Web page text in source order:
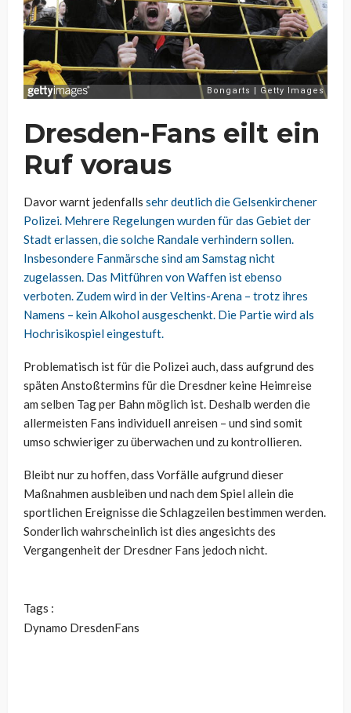
Dresden-Fans eilt ein
Ruf voraus
Davor warnt jedenfalls sehr deutlich die Gelsenkirchener
Polizei. Mehrere Regelungen wurden für das Gebiet der
Stadt erlassen, die solche Randale verhindern sollen.
Insbesondere Fanmärsche sind am Samstag nicht
zugelassen. Das Mitführen von Waffen ist ebenso
verboten. Zudem wird in der Veltins-Arena – trotz ihres
Namens – kein Alkohol ausgeschenkt. Die Partie wird als
Hochrisikospiel eingestuft.
Problematisch ist für die Polizei auch, dass aufgrund des
späten Anstoßtermins für die Dresdner keine Heimreise
am selben Tag per Bahn möglich ist. Deshalb werden die
allermeisten Fans individuell anreisen – und sind somit
umso schwieriger zu überwachen und zu kontrollieren.
Bleibt nur zu hoffen, dass Vorfälle aufgrund dieser
Maßnahmen ausbleiben und nach dem Spiel allein die
sportlichen Ereignisse die Schlagzeilen bestimmen werden.
Sonderlich wahrscheinlich ist dies angesichts des
Vergangenheit der Dresdner Fans jedoch nicht.
Tags :
Dynamo DresdenFans